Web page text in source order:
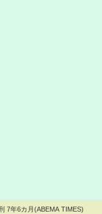
7年6カ月(ABEMA TIMES)